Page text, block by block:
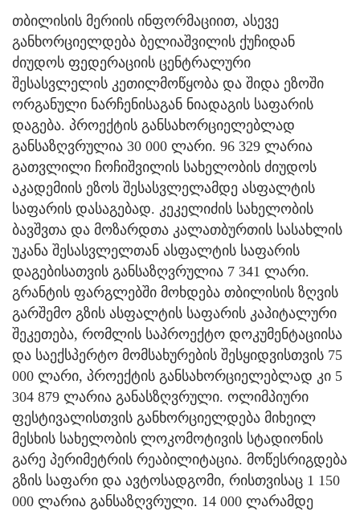
თბილისის მერიის ინფორმაციით, ასევე
განხორციელდება ბელიაშვილის ქუჩიდან
ძიუდოს ფედერაციის ცენტრალური
შესასვლელის კეთილმოწყობა და შიდა ეზოში
ორგანული ნარჩენისაგან ნიადაგის საფარის
დაგება. პროექტის განსახორციელებლად
განსაზღვრულია 30 000 ლარი. 96 329 ლარია
გათვლილი ჩოჩიშვილის სახელობის ძიუდოს
აკადემიის ეზოს შესასვლელამდე ასფალტის
საფარის დასაგებად. კეკელიძის სახელობის
ბავშვთა და მოზარდთა კალათბურთის სასახლის
უკანა შესასვლელთან ასფალტის საფარის
დაგებისათვის განსაზღვრულია 7 341 ლარი.
გრანტის ფარგლებში მოხდება თბილისის ზღვის
გარშემო გზის ასფალტის საფარის კაპიტალური
შეკეთება, რომლის საპროექტო დოკუმენტაციისა
და საექსპერტო მომსახურების შესყიდვისთვის 75
000 ლარი, პროექტის განსახორციელებლად კი 5
304 879 ლარია განასზღვრული. ოლიმპიური
ფესტივალისთვის განხორციელდება მიხეილ
მესხის სახელობის ლოკომოტივის სტადიონის
გარე პერიმეტრის რეაბილიტაცია. მოწესრიგდება
გზის საფარი და ავტოსადგომი, რისთვისაც 1 150
000 ლარია განსაზღვრული. 14 000 ლარამდე